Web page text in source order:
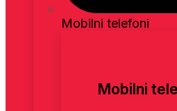
Mobilni telefoni
Mobilni